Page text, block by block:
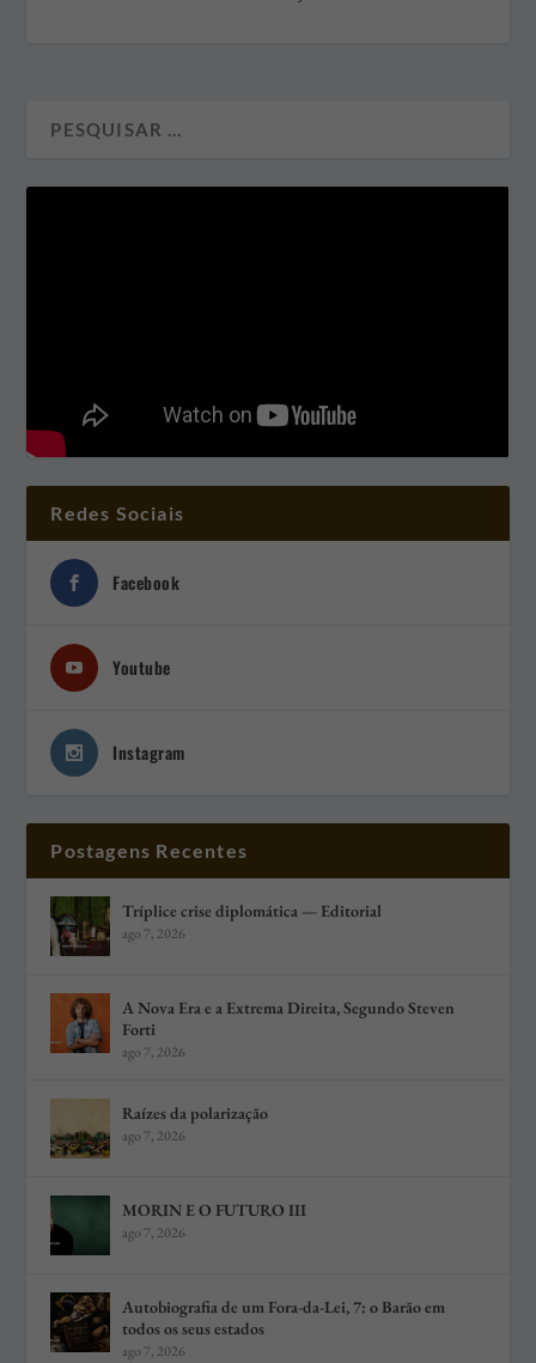
Redes Sociais
Facebook
Youtube
Instagram
Postagens Recentes
Tríplice crise diplomática — Editorial
ago 7, 2026
A Nova Era e a Extrema Direita, Segundo Steven
Forti
ago 7, 2026
Raízes da polarização
ago 7, 2026
MORIN E O FUTURO III
ago 7, 2026
Autobiografia de um Fora-da-Lei, 7: o Barão em
todos os seus estados
ago 7, 2026